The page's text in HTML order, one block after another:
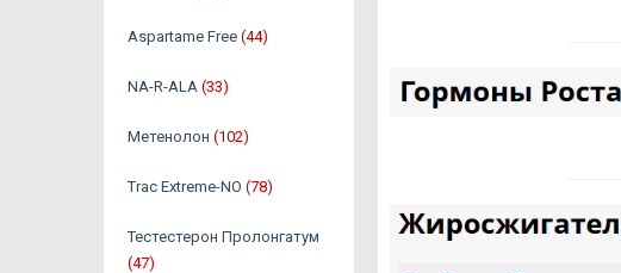
Aspartame Free (44)
NA-R-ALA (33)
Метенолон (102)
Trac Extreme-NO (78)
Тестестерон Пролонгатум
(47)